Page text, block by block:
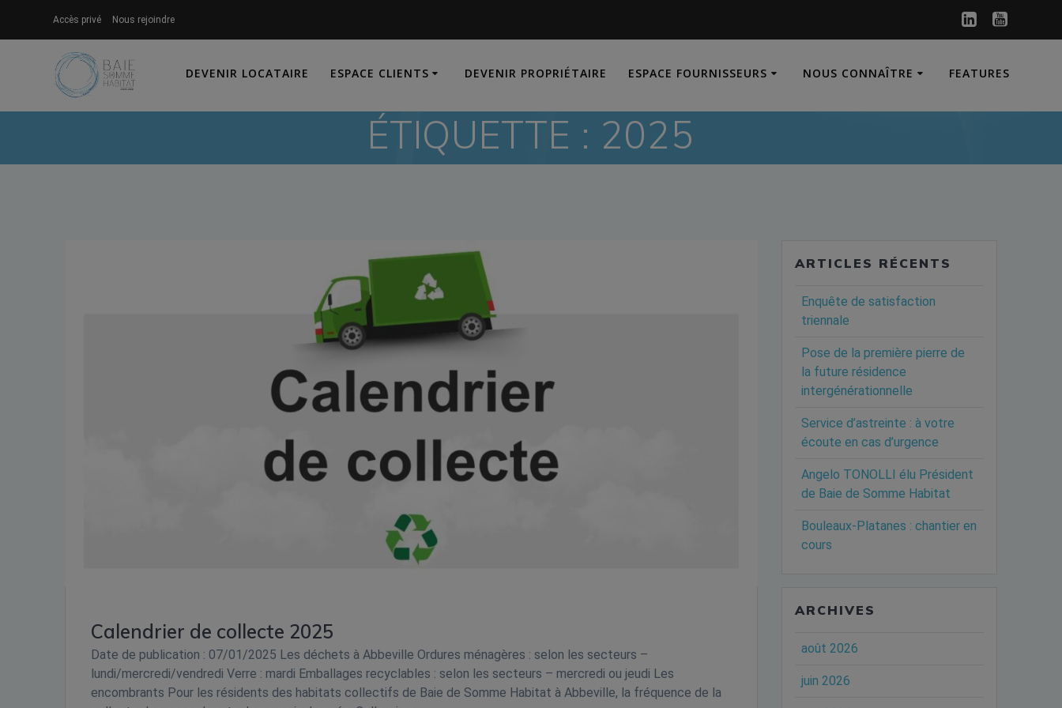
Accès privé Nous rejoindre
DEVENIR LOCATAIRE ESPACE CLIENTS DEVENIR PROPRIÉTAIRE ESPACE FOURNISSEURS NOUS CONNAÎTRE FEATURES
ÉTIQUETTE : 2025
Calendrier de collecte 2025
Date de publication : 07/01/2025 Les déchets à Abbeville Ordures ménagères : selon les secteurs –
lundi/mercredi/vendredi Verre : mardi Emballages recyclables : selon les secteurs – mercredi ou jeudi Les
encombrants Pour les résidents des habitats collectifs de Baie de Somme Habitat à Abbeville, la fréquence de la
ARTICLES RÉCENTS
Enquête de satisfaction
triennale
Pose de la première pierre de
la future résidence
intergénérationnelle
Service d’astreinte : à votre
écoute en cas d’urgence
Angelo TONOLLI élu Président
de Baie de Somme Habitat
Bouleaux-Platanes : chantier en
cours
ARCHIVES
août 2026
juin 2026